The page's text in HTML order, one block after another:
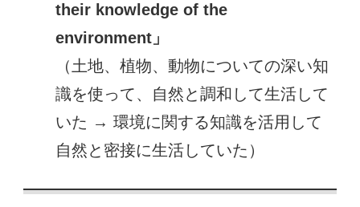
their knowledge of the
environment」
（土地、植物、動物についての深い知
識を使って、自然と調和して生活して
いた → 環境に関する知識を活用して
自然と密接に生活していた）